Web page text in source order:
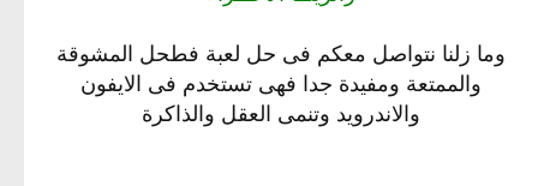
وما زلنا نتواصل معكم فى حل لعبة فطحل المشوقة
والممتعة ومفيدة جدا فهى تستخدم فى الايفون
والاندرويد وتنمى العقل والذاكرة